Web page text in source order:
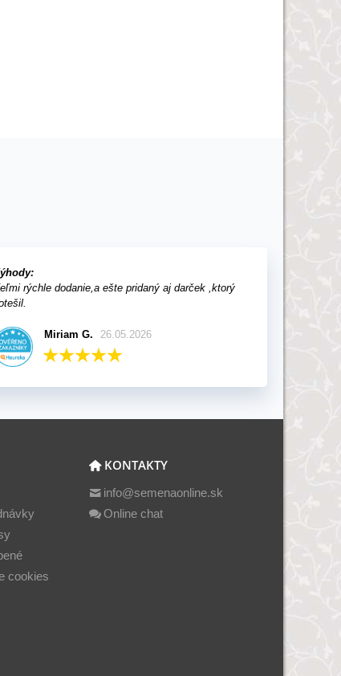
rýchle dodanie,a ešte pridaný aj darček ,ktorý
Miriam G. 26.05.2026
cookies
KONTAKTY
info@semenaonline.sk
Online chat